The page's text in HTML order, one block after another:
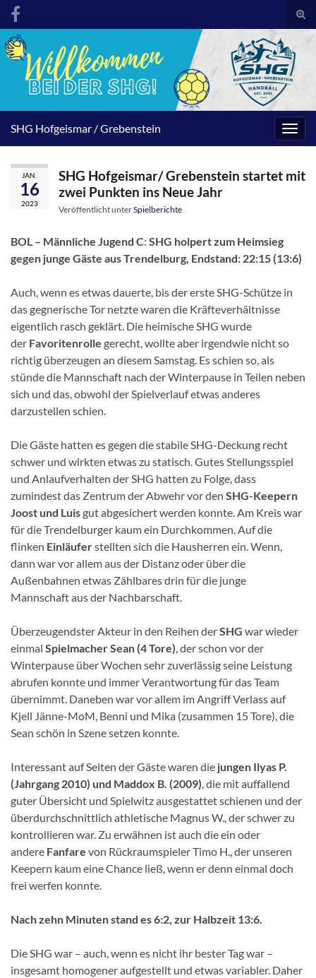
SHG Hofgeismar / Grebenstein
JAN.
16
2023
SHG Hofgeismar/ Grebenstein startet mit
zwei Punkten ins Neue Jahr
Veröffentlicht unterSpielberichte
BOL – Männliche Jugend C: SHG holpert zum Heimsieg
gegen junge Gäste aus Trendelburg, Endstand: 22:15 (13:6)
Auch, wenn es etwas dauerte, bis der erste SHG-Schütze in
das gegnerische Tor netzte waren die Kräfteverhältnisse
eigentlich rasch geklärt. Die heimische SHG wurde
der Favoritenrolle gerecht, wollte aber irgendwie nicht so
richtig überzeugen an diesem Samstag. Es schien so, als
stünde die Mannschaft nach der Winterpause in Teilen neben
sich und das, obwohl der Spielverlauf etwas anderes
darzustellen schien.
Die Gäste hatten es gegen die stabile SHG-Deckung recht
schwer und wirkten etwas zu statisch. Gutes Stellungsspiel
und Anlaufverhalten der SHG hatten zu Folge, dass
zumindest das Zentrum der Abwehr vor den SHG-Keepern
Joost und Luisgut abgesichert werden konnte. Am Kreis war
für die Trendelburger kaum ein Durchkommen. Auf die
flinken Einläuferstellten sich die Hausherren ein. Wenn,
dann war vor allem aus der Distanz oder über die
Außenbahnen etwas Zählbares drin für die junge
Mannschaft aus der Nachbarschaft.
Überzeugendster Akteur in den Reihen derSHG war wieder
einmal Spielmacher Sean (4 Tore), der schon vor der
Winterpause über Wochen sehr zuverlässig seine Leistung
abrufen konnte und immer Verantwortung für das Team
übernimmt. Daneben war vor allem im Angriff Verlass auf
Kjell Jänne-MoM, Benni und Mika (zusammen 15 Tore), die
Sean schön in Szene setzen konnte.
Interessant auf Seiten der Gäste waren die jungen Ilyas P.
(Jahrgang 2010) und Maddox B. (2009), die mit auffallend
guter Übersicht und Spielwitz ausgestattet schienen und der
überdurchschnittlich athletische Magnus W., der schwer zu
kontrollieren war. Zu erwähnen ist auch die ein oder
andere Fanfare von Rückraumspieler Timo H., der unseren
Keepern kaum eine Chance ließ, wenn er denn einmal doch
frei werfen konnte.
Nach zehn Minuten stand es 6:2, zur Halbzeit 13:6.
Die SHG war – auch, wenn es nicht ihr bester Tag war –
insgesamt homogener aufgestellt und etwas variabler. Daher